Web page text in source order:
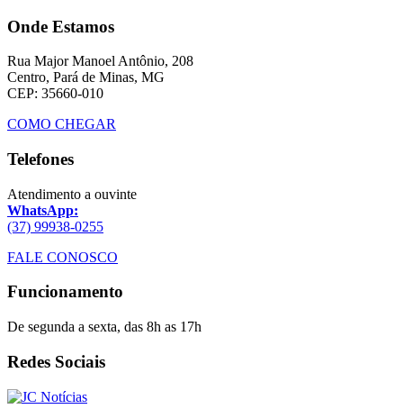
Onde Estamos
Rua Major Manoel Antônio, 208
Centro, Pará de Minas, MG
CEP: 35660-010
COMO CHEGAR
Telefones
Atendimento a ouvinte
WhatsApp:
(37) 99938-0255
FALE CONOSCO
Funcionamento
De segunda a sexta, das 8h as 17h
Redes Sociais